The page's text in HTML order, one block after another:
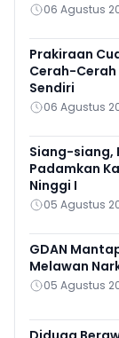
06 Agustus
Prakiraan
Cerah-Cerah
Sendiri
06 Agustus
Siang-siang,
Padamkan
Ninggi I
05 Agustus
GDAN
Melawan
05 Agustus